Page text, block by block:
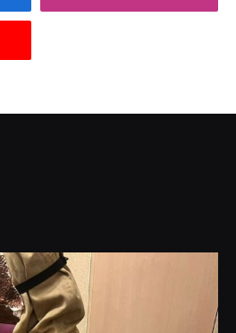
dobryhorror
Lis 1